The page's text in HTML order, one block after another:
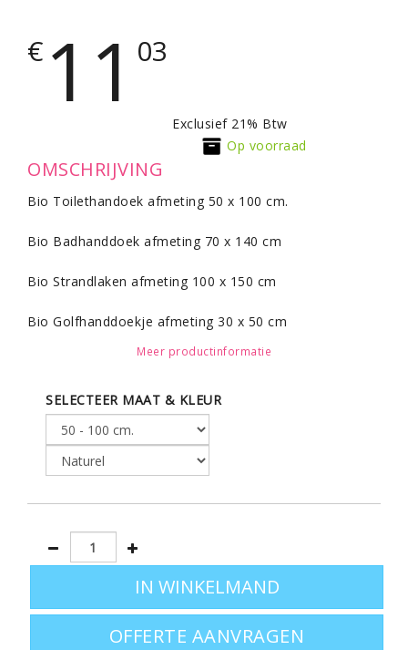
€ 11 03
Exclusief 21% Btw
Op voorraad
OMSCHRIJVING
Bio Toilethandoek afmeting 50 x 100 cm.
Bio Badhanddoek afmeting 70 x 140 cm
Bio Strandlaken afmeting 100 x 150 cm
Bio Golfhanddoekje afmeting 30 x 50 cm
Alle textiel is alleen maar verkrijgbaar in de kleur naurel
gram/m2
Meer productinformatie
SELECTEER MAAT & KLEUR
OFFERTE AANVRAGEN